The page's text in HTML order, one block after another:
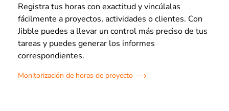
Registra tus horas con exactitud y vincúlalas
fácilmente a proyectos, actividades o clientes. Con
Jibble puedes a llevar un control más preciso de tus
tareas y puedes generar los informes
correspondientes.
Monitorización de horas de proyecto